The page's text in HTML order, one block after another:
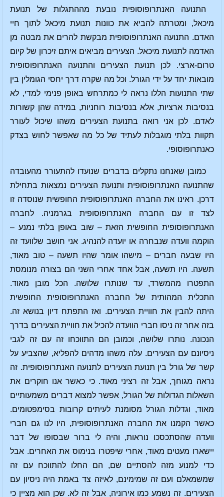
התנועה האנתרופוסופית נובעת מההתגלות של תנועת
מיכאל, ומטרתה להביא את כוונות תנועת מיכאל לתוך חיי
האדם. התנועה האנתרופוסופית מבקשת להרים את מבטה מן
האדמה לתנועת מיכאל. הצעירים מביאים איתם זיכרון של קיום
טרום-ארצי. לכן תנועת הצעירים והתנועה האנתרופוסופית
מובאות יחד על ידי הגורל. וכל מה שקרה דרך יחסי הגומלין בין
שתי התנועות הללו נראה לי כמתרחש באופן פנימי למדי, לא
בנסיבות ארציות, אלא בנסיבות רוחניות, במידה שהן קשורות
לאדם. לכן אני רואה בתנועת הצעירים משהו שיכול לעורר
תקוות בלתי מוגבלות לעתיד של כל מה שאפשר לחוש בצדק
כאנתרופוסופי.
כמובן שאנחנו נתקלים בדברים שנועדו להתעורר מהעובדה
שהתנועה האנתרופוסופית ותנועת הצעירים נמצאות בתחילת
דרכן. ראינו את החברה האנתרופוסופית החופשית שנוסדה זו
לצד זו עם החברה האנתרופוסופית בגרמניה. לחברה
האנתרופוסופית החופשית הזאת – שוב באופן בלתי נמנע –
הוקמה וועדה שנבחרה או יועדה להנהיג. אני חושב שלוועד זה
היו שבעה חברים – מישהו אומר שהיו תשעה – טוב מאוד,
תשעה. היו תשעה, אבל אחד אחרי השני הם בצורה מנומסת
התפטרו מהמשרד, עד שנותרו שלושה. הכל מובן מאוד.
התכלית המהותית של החברה האנתרופוסופית החופשית
היתה להבין את חוויית הצעירים. ואז התפתח דיון בנושא זה.
בזה אחר זה ניסו חברי הוועדה להכיל את חוויית הצעירים בדרך
הנכונה. נותרו שלושה, וכמובן הם התווכחו זה עם זה לגבי
ניסיונם עם הצעירים. עלה משהו מדהים להפליא, שהצביע על
קשר של גורל בין תנועת הצעירים לתנועה האנתרופוסופית. זה
נראה מגוחך, אבל זה רציני מאוד. כי כאשר אנו חוקרים את
השאלות הגדולות של הגורל, אפשר למצוא דברים משמעותיים
מאוד, וגדלות הגורל מסומנת לעיתים קרובות בסימפטומים.
כאשר הקמנו את החברה האנתרופוסופית, היו לנו גם חברי
וועדה שהסתכסכו נוראות, והיה לי ברור שבסופו של דבר
יישארו מעטים מאוד, אחרי שיפטרו בנימוס את האחרים. אבל
כדי למנוע מזה להסתיים שם, הם החלו להתווכח עם זה
שמשמאלם ועם זה שמימינם, לאיזה צד באמת היה ניסיון עם
הצעירים. זה נשמע כמו אירוניה, אבל זה לא. שכן הוא מציין כי